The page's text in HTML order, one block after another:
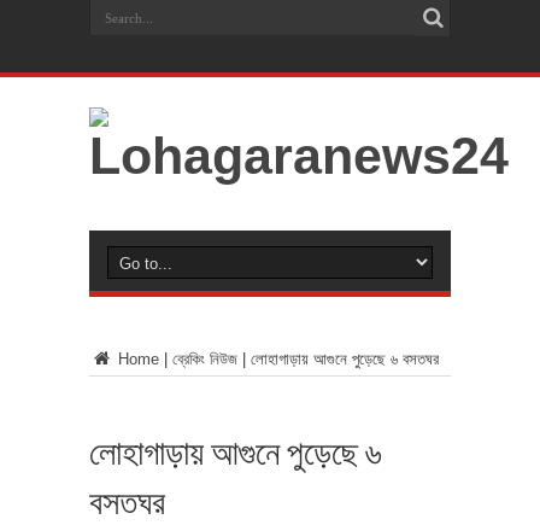
Home ব্রেকিং নিউজ লোহাগাড়ায় আগুনে পুড়েছে ৬ বসতঘর
লোহাগাড়ায় আগুনে পুড়েছে ৬
বসতঘর